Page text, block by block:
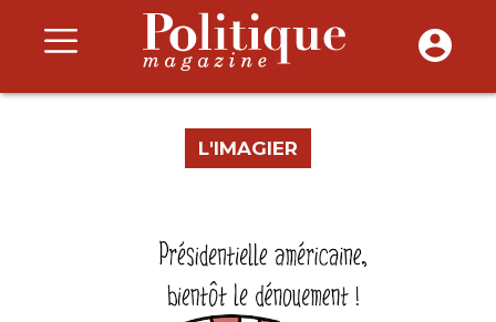
L'IMAGIER